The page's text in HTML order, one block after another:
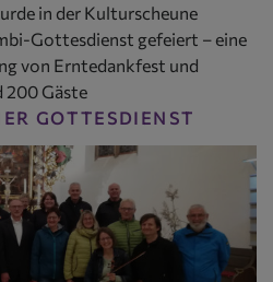
in der Kulturscheune
Gottesdienst gefeiert – eine
von Erntedankfest und
200 Gäste
GOTTESDIENST